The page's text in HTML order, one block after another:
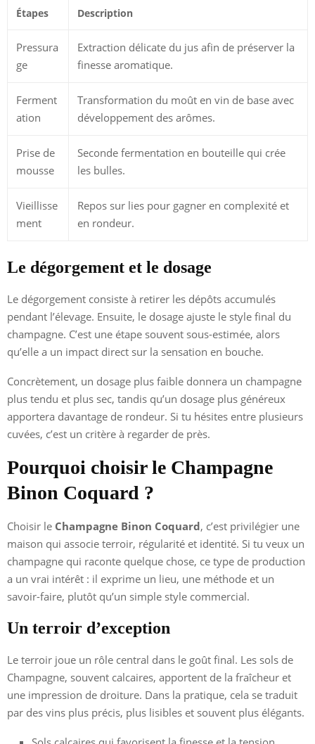
Étapes Description
Pressura
ge
Extraction délicate du jus afin de préserver la
finesse aromatique.
Ferment
ation
Transformation du moût en vin de base avec
développement des arômes.
Prise de
mousse
Seconde fermentation en bouteille qui crée
les bulles.
Vieillisse
ment
Repos sur lies pour gagner en complexité et
en rondeur.
Le dégorgement et le dosage
Le dégorgement consiste à retirer les dépôts accumulés
pendant l’élevage. Ensuite, le dosage ajuste le style final du
champagne. C’est une étape souvent sous-estimée, alors
qu’elle a un impact direct sur la sensation en bouche.
Concrètement, un dosage plus faible donnera un champagne
plus tendu et plus sec, tandis qu’un dosage plus généreux
apportera davantage de rondeur. Si tu hésites entre plusieurs
cuvées, c’est un critère à regarder de près.
Pourquoi choisir le Champagne
Binon Coquard ?
Choisir le Champagne Binon Coquard, c’est privilégier une
maison qui associe terroir, régularité et identité. Si tu veux un
champagne qui raconte quelque chose, ce type de production
a un vrai intérêt : il exprime un lieu, une méthode et un
savoir-faire, plutôt qu’un simple style commercial.
Un terroir d’exception
Le terroir joue un rôle central dans le goût final. Les sols de
Champagne, souvent calcaires, apportent de la fraîcheur et
une impression de droiture. Dans la pratique, cela se traduit
par des vins plus précis, plus lisibles et souvent plus élégants.